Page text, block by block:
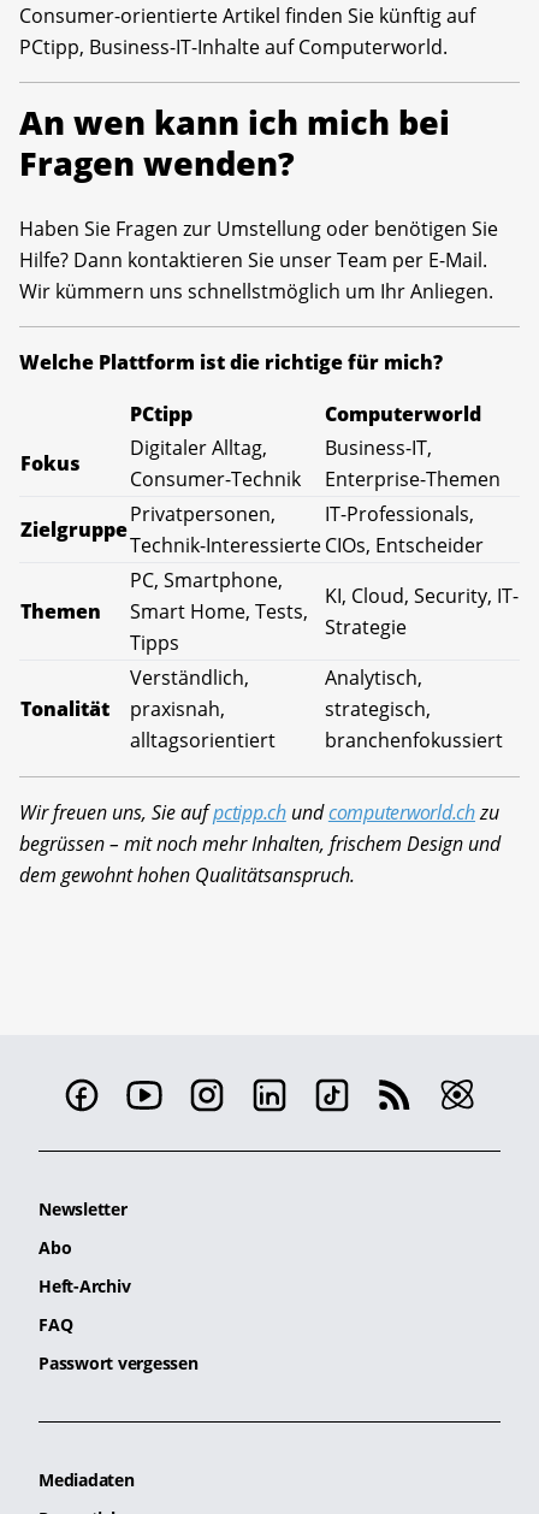
Consumer-orientierte Artikel finden Sie künftig auf
PCtipp, Business-IT-Inhalte auf Computerworld.
An wen kann ich mich bei
Fragen wenden?
Haben Sie Fragen zur Umstellung oder benötigen Sie
Hilfe? Dann kontaktieren Sie unser Team per E-Mail.
Wir kümmern uns schnellstmöglich um Ihr Anliegen.
Welche Plattform ist die richtige für mich?
PCtipp
Computerworld
Fokus
Digitaler Alltag,
Consumer-Technik
Business-IT,
Enterprise-Themen
Zielgruppe
Privatpersonen,
Technik-Interessierte
IT-Professionals,
CIOs, Entscheider
Themen
PC, Smartphone,
Smart Home, Tests,
Tipps
KI, Cloud, Security, IT-
Strategie
Tonalität
Verständlich,
praxisnah,
alltagsorientiert
Analytisch,
strategisch,
branchenfokussiert
Wir freuen uns, Sie aufpctipp.chundcomputerworld.chzu
begrüssen – mit noch mehr Inhalten, frischem Design und
dem gewohnt hohen Qualitätsanspruch.
Newsletter
Abo
Heft-Archiv
FAQ
Passwort vergessen
Mediadaten